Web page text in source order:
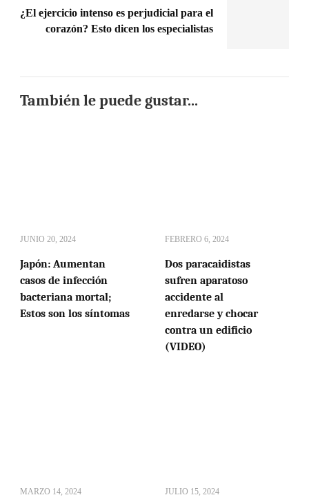
¿El ejercicio intenso es perjudicial para el
corazón? Esto dicen los especialistas
También le puede gustar...
JUNIO 20, 2024
Japón: Aumentan
casos de infección
bacteriana mortal;
Estos son los síntomas
FEBRERO 6, 2024
Dos paracaidistas
sufren aparatoso
accidente al
enredarse y chocar
contra un edificio
(VIDEO)
MARZO 14, 2024 JULIO 15, 2024